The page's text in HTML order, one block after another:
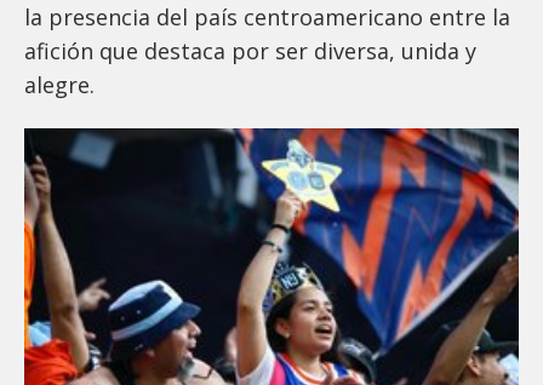
la presencia del país centroamericano entre la
afición que destaca por ser diversa, unida y
alegre.